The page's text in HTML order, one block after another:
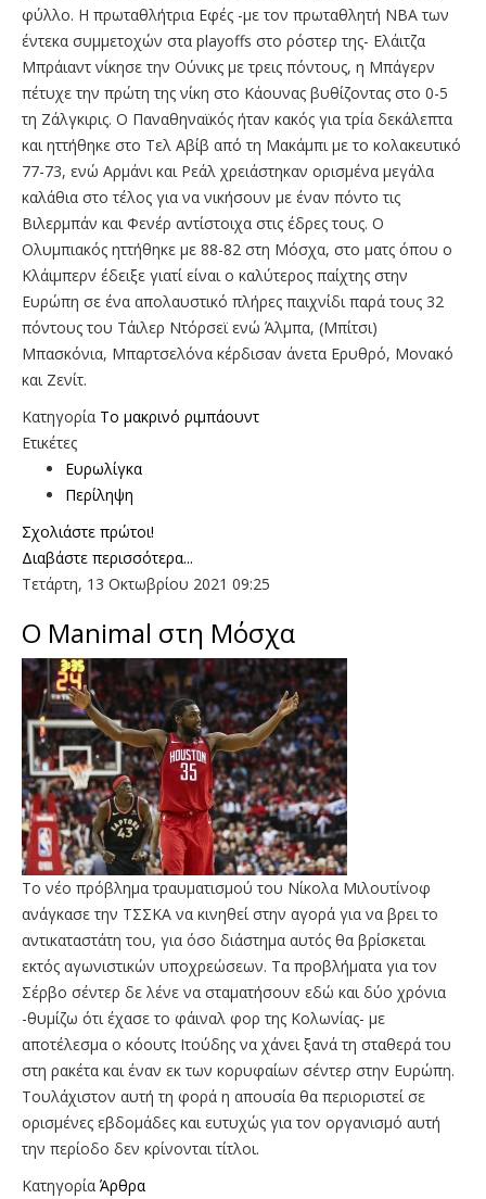
φύλλο. Η πρωταθλήτρια Εφές -με τον πρωταθλητή ΝΒΑ των
έντεκα συμμετοχών στα playoffs στο ρόστερ της- Ελάιτζα
Μπράιαντ νίκησε την Ούνικς με τρεις πόντους, η Μπάγερν
πέτυχε την πρώτη της νίκη στο Κάουνας βυθίζοντας στο 0-5
τη Ζάλγκιρις. Ο Παναθηναϊκός ήταν κακός για τρία δεκάλεπτα
και ηττήθηκε στο Τελ Αβίβ από τη Μακάμπι με το κολακευτικό
77-73, ενώ Αρμάνι και Ρεάλ χρειάστηκαν ορισμένα μεγάλα
καλάθια στο τέλος για να νικήσουν με έναν πόντο τις
Βιλερμπάν και Φενέρ αντίστοιχα στις έδρες τους. Ο
Ολυμπιακός ηττήθηκε με 88-82 στη Μόσχα, στο ματς όπου ο
Κλάιμπερν έδειξε γιατί είναι ο καλύτερος παίχτης στην
Ευρώπη σε ένα απολαυστικό πλήρες παιχνίδι παρά τους 32
πόντους του Τάιλερ Ντόρσεϊ ενώ Άλμπα, (Μπίτσι)
Μπασκόνια, Μπαρτσελόνα κέρδισαν άνετα Ερυθρό, Μονακό
και Ζενίτ.
Κατηγορία To μακρινό ριμπάουντ
Ετικέτες
Ευρωλίγκα
Περίληψη
Σχολιάστε πρώτοι!
Διαβάστε περισσότερα...
Τετάρτη, 13 Οκτωβρίου 2021 09:25
O Manimal στη Μόσχα
To νέο πρόβλημα τραυματισμού του Νίκολα Μιλουτίνοφ
ανάγκασε την ΤΣΣΚΑ να κινηθεί στην αγορά για να βρει το
αντικαταστάτη του, για όσο διάστημα αυτός θα βρίσκεται
εκτός αγωνιστικών υποχρεώσεων. Τα προβλήματα για τον
Σέρβο σέντερ δε λένε να σταματήσουν εδώ και δύο χρόνια
-θυμίζω ότι έχασε το φάιναλ φορ της Κολωνίας- με
αποτέλεσμα ο κόουτς Ιτούδης να χάνει ξανά τη σταθερά του
στη ρακέτα και έναν εκ των κορυφαίων σέντερ στην Ευρώπη.
Toυλάχιστον αυτή τη φορά η απουσία θα περιοριστεί σε
ορισμένες εβδομάδες και ευτυχώς για τον οργανισμό αυτή
την περίοδο δεν κρίνονται τίτλοι.
Κατηγορία Άρθρα